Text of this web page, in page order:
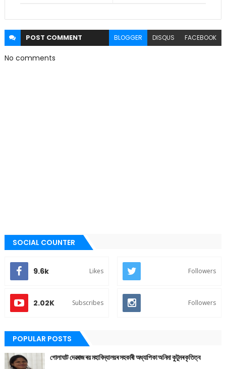
POST COMMENT BLOGGER DISQUS FACEBOOK
No comments
SOCIAL COUNTER
9.6k Likes Followers
2.02K Subscribes Followers
POPULAR POSTS
গোলাঘাট দেৱৰাজ ৰয় মহাবিদ্যালয়ৰ সহকাৰী অধ্যাপিকা অনিমা কুটুমৰ কৃতিত্ব